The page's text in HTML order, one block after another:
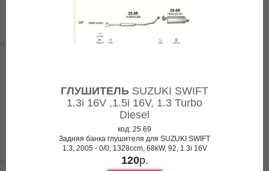
ГЛУШИТЕЛЬ SUZUKI SWIFT
1.3i 16V ,1.5i 16V, 1.3 Turbo
Diesel
код: 25.69
Задняя банка глушителя для SUZUKI SWIFT
1.3, 2005 - 0/0, 1328ccm, 68kW, 92, 1.3i 16V
120р.